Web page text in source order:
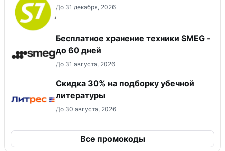
До 31 декабря, 2026
Бесплатное хранение техники SMEG -
до 60 дней
До 31 августа, 2026
Скидка 30% на подборку убечной
литературы
До 30 августа, 2026
Все промокоды